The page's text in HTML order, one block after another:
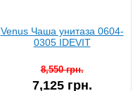
Venus Чаша унитаза 0604-
0305 IDEVIT
8,550 грн.
7,125 грн.